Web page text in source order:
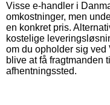
Visse e-handler i
omkostninger, men
en konkret pris.
kostelige
om du opholder sig
blive at få fragtmanden
afhentningssted.